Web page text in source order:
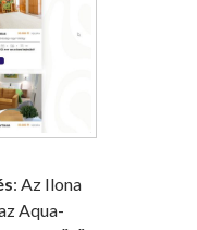
: Az Ilona
Aqua-